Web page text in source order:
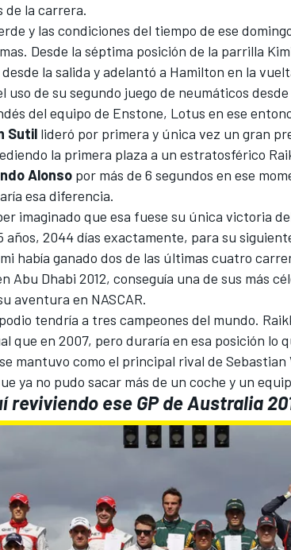
de la carrera.
y las condiciones del tiempo de ese
Desde la séptima posición de la parrilla
la salida y adelantó a Hamilton en la
uso de su segundo juego de neumáticos
del equipo de Enstone, Lotus en ese
Sutil lideró por primera y única vez un gran
la primera plaza a un estratosférico
Alonso por más de 6 segundos en ese
esa diferencia.
imaginado que esa fuese su única victoria
años, 2044 días exactamente, para su
había ganado dos de las últimas cuatro
Abu Dhabi 2012, conseguía una de sus más
aventura en NASCAR.
tendría a tres campeones del mundo.
que en 2007, pero duraría en esa posición lo
mantuvo como el principal rival de Sebastian
ya no pudo sacar más de un coche y un
reviviendo ese GP de Australia